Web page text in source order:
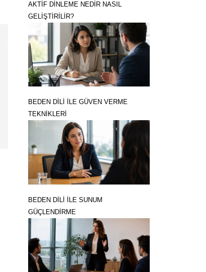
AKTİF DİNLEME NEDİR NASIL
GELİŞTİRİLİR?
BEDEN DİLİ İLE GÜVEN VERME
TEKNİKLERİ
BEDEN DİLİ İLE SUNUM
GÜÇLENDİRME